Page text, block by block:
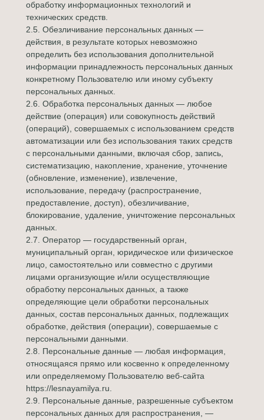
обработку информационных технологий и
технических средств.
2.5. Обезличивание персональных данных —
действия, в результате которых невозможно
определить без использования дополнительной
информации принадлежность персональных данных
конкретному Пользователю или иному субъекту
персональных данных.
2.6. Обработка персональных данных — любое
действие (операция) или совокупность действий
(операций), совершаемых с использованием средств
автоматизации или без использования таких средств
с персональными данными, включая сбор, запись,
систематизацию, накопление, хранение, уточнение
(обновление, изменение), извлечение,
использование, передачу (распространение,
предоставление, доступ), обезличивание,
блокирование, удаление, уничтожение персональных
данных.
2.7. Оператор — государственный орган,
муниципальный орган, юридическое или физическое
лицо, самостоятельно или совместно с другими
лицами организующие и/или осуществляющие
обработку персональных данных, а также
определяющие цели обработки персональных
данных, состав персональных данных, подлежащих
обработке, действия (операции), совершаемые с
персональными данными.
2.8. Персональные данные — любая информация,
относящаяся прямо или косвенно к определенному
или определяемому Пользователю веб-сайта
https://lesnayamilya.ru.
2.9. Персональные данные, разрешенные субъектом
персональных данных для распространения, —